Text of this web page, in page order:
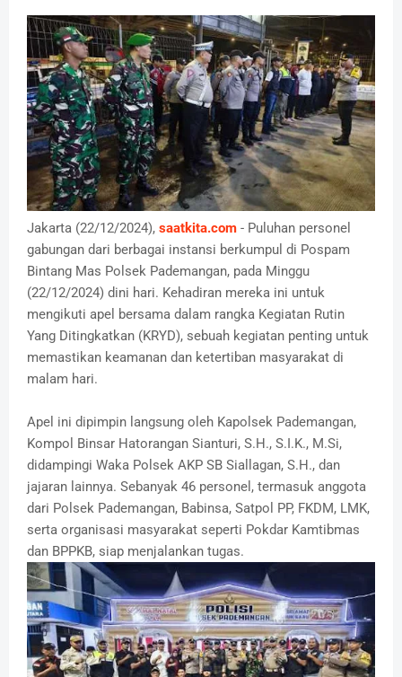
Jakarta (22/12/2024), saatkita.com - Puluhan personel
gabungan dari berbagai instansi berkumpul di Pospam
Bintang Mas Polsek Pademangan, pada Minggu
(22/12/2024) dini hari. Kehadiran mereka ini untuk
mengikuti apel bersama dalam rangka Kegiatan Rutin
Yang Ditingkatkan (KRYD), sebuah kegiatan penting untuk
memastikan keamanan dan ketertiban masyarakat di
malam hari.
Apel ini dipimpin langsung oleh Kapolsek Pademangan,
Kompol Binsar Hatorangan Sianturi, S.H., S.I.K., M.Si,
didampingi Waka Polsek AKP SB Siallagan, S.H., dan
jajaran lainnya. Sebanyak 46 personel, termasuk anggota
dari Polsek Pademangan, Babinsa, Satpol PP, FKDM, LMK,
serta organisasi masyarakat seperti Pokdar Kamtibmas
dan BPPKB, siap menjalankan tugas.